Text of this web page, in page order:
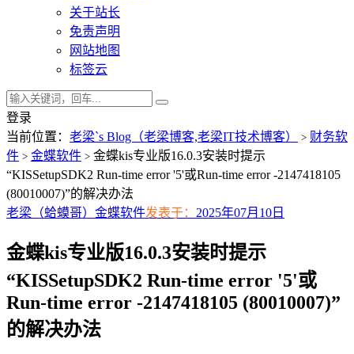
关于站长
免责声明
网站地图
标签云
登录
当前位置： 老梁`s Blog（老梁博客,老梁IT技术博客） > 财务软
件 > 金蝶软件 > 金蝶kis专业版16.0.3安装时提示
“KISSetupSDK2 Run-time error '5'或Run-time error -2147418105
(80010007)”的解决办法
老梁（蛤蟆哥） 金蝶软件发表于： 2025年07月10日
金蝶kis专业版16.0.3安装时提示
“KISSetupSDK2 Run-time error '5'或
Run-time error -2147418105 (80010007)”
的解决办法